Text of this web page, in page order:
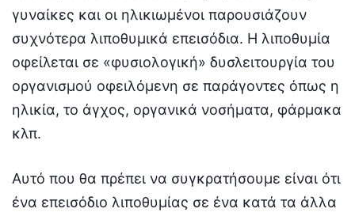
γυναίκες και οι ηλικιωμένοι παρουσιάζουν
συχνότερα λιποθυμικά επεισόδια. Η λιποθυμία
οφείλεται σε «φυσιολογική» δυσλειτουργία του
οργανισμού οφειλόμενη σε παράγοντες όπως η
ηλικία, το άγχος, οργανικά νοσήματα, φάρμακα
κλπ.
Αυτό που θα πρέπει να συγκρατήσουμε είναι ότι
ένα επεισόδιο λιποθυμίας σε ένα κατά τα άλλα